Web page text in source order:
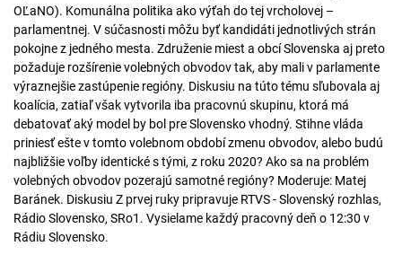
OĽaNO). Komunálna politika ako výťah do tej vrcholovej –
parlamentnej. V súčasnosti môžu byť kandidáti jednotlivých strán
pokojne z jedného mesta. Združenie miest a obcí Slovenska aj preto
požaduje rozšírenie volebných obvodov tak, aby mali v parlamente
výraznejšie zastúpenie regióny. Diskusiu na túto tému sľubovala aj
koalícia, zatiaľ však vytvorila iba pracovnú skupinu, ktorá má
debatovať aký model by bol pre Slovensko vhodný. Stihne vláda
priniesť ešte v tomto volebnom období zmenu obvodov, alebo budú
najbližšie voľby identické s tými, z roku 2020? Ako sa na problém
volebných obvodov pozerajú samotné regióny? Moderuje: Matej
Baránek. Diskusiu Z prvej ruky pripravuje RTVS - Slovenský rozhlas,
Rádio Slovensko, SRo1. Vysielame každý pracovný deň o 12:30 v
Rádiu Slovensko.